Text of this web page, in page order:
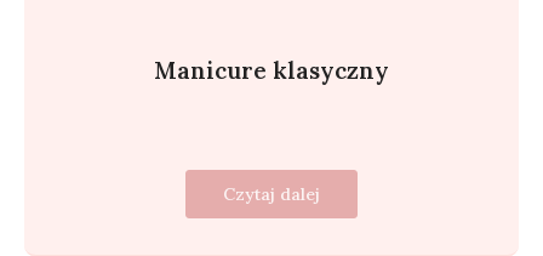
Manicure klasyczny
Czytaj dalej